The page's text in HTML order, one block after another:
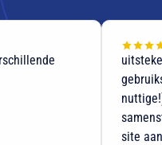
site